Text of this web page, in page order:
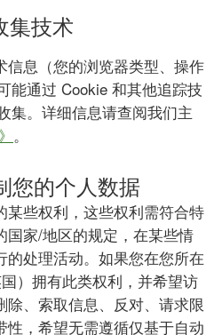
集技术
信息（您的浏览器类型、操作
能通过 Cookie 和其他追踪技
集。详细信息请查阅我们主
。
您的个人数据
某些权利，这些权利需符合特
国家/地区的规定，在某些情
的处理活动。如果您在您所在
）拥有此类权利，并希望访
、索取信息、反对、请求限
，希望无需遵循仅基于自动